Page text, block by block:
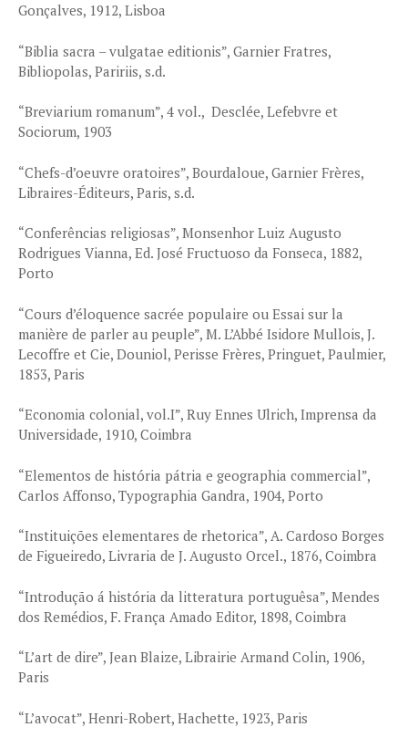
Gonçalves, 1912, Lisboa
“Biblia sacra – vulgatae editionis”, Garnier Fratres,
Bibliopolas, Paririis, s.d.
“Breviarium romanum”, 4 vol., Desclée, Lefebvre et
Sociorum, 1903
“Chefs-d’oeuvre oratoires”, Bourdaloue, Garnier Frères,
Libraires-Éditeurs, Paris, s.d.
“Conferências religiosas”, Monsenhor Luiz Augusto
Rodrigues Vianna, Ed. José Fructuoso da Fonseca, 1882,
Porto
“Cours d’éloquence sacrée populaire ou Essai sur la
manière de parler au peuple”, M. L’Abbé Isidore Mullois, J.
Lecoffre et Cie, Douniol, Perisse Frères, Pringuet, Paulmier,
1853, Paris
“Economia colonial, vol.I”, Ruy Ennes Ulrich, Imprensa da
Universidade, 1910, Coimbra
“Elementos de história pátria e geographia commercial”,
Carlos Affonso, Typographia Gandra, 1904, Porto
“Instituições elementares de rhetorica”, A. Cardoso Borges
de Figueiredo, Livraria de J. Augusto Orcel., 1876, Coimbra
“Introdução á história da litteratura portuguêsa”, Mendes
dos Remédios, F. França Amado Editor, 1898, Coimbra
“L’art de dire”, Jean Blaize, Librairie Armand Colin, 1906,
Paris
“L’avocat”, Henri-Robert, Hachette, 1923, Paris